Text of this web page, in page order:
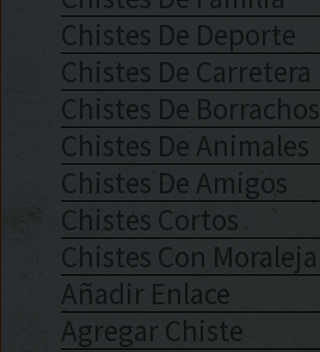
Chistes De Deporte
Chistes De Carretera
Chistes De Borrachos
Chistes De Animales
Chistes De Amigos
Chistes Cortos
Chistes Con Moraleja
Añadir Enlace
Agregar Chiste